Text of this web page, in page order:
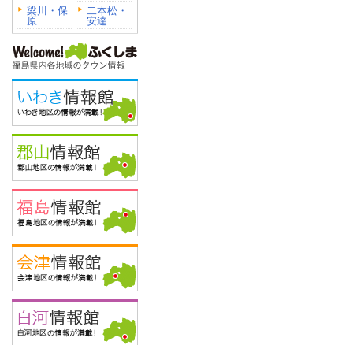
梁川・保
原
二本松・
安達